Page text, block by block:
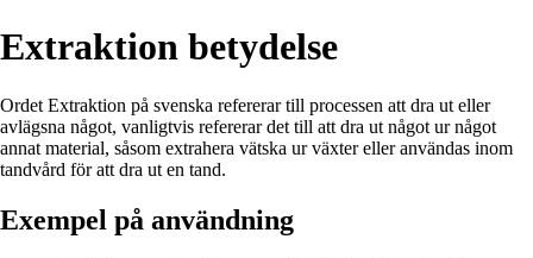
Extraktion betydelse
Ordet Extraktion på svenska refererar till processen att dra ut eller
avlägsna något, vanligtvis refererar det till att dra ut något ur något
annat material, såsom extrahera vätska ur växter eller användas inom
tandvård för att dra ut en tand.
Exempel på användning